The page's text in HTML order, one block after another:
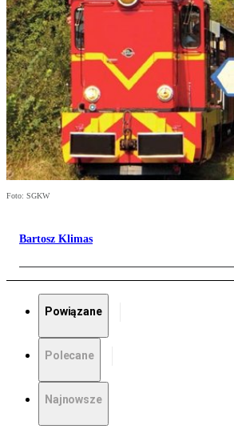
Foto: SGKW
Bartosz Klimas
Powiązane
Polecane
Najnowsze